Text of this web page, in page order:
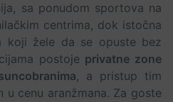
sa ponudom sportova na
centrima, dok istočna
koji žele da se opuste bez
postoje privatne zone
, a pristup tim
u cenu aranžmana. Za goste